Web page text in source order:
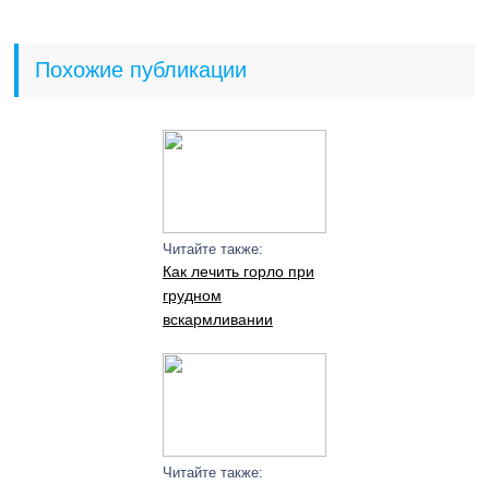
Похожие публикации
Читайте также:
Как лечить горло при
грудном
вскармливании
Читайте также: